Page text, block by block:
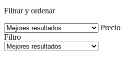
Filtrar y ordenar
Precio
Filtro